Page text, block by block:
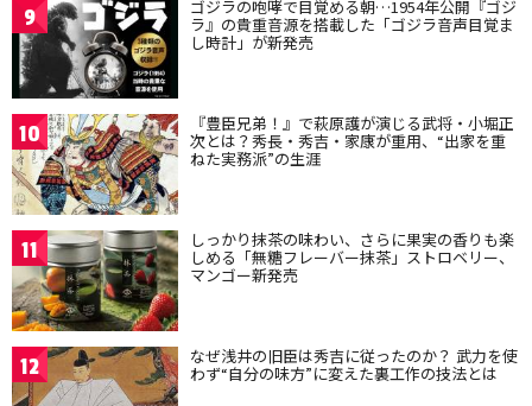
9 ゴジラの咆哮で目覚める朝…1954年公開『ゴジ
ラ』の貴重音源を搭載した「ゴジラ音声目覚ま
し時計」が新発売
10 『豊臣兄弟！』で萩原護が演じる武将・小堀正
次とは？秀長・秀吉・家康が重用、“出家を重
ねた実務派”の生涯
11 しっかり抹茶の味わい、さらに果実の香りも楽
しめる「無糖フレーバー抹茶」ストロベリー、
マンゴー新発売
12 なぜ浅井の旧臣は秀吉に従ったのか？ 武力を使
わず“自分の味方”に変えた裏工作の技法とは